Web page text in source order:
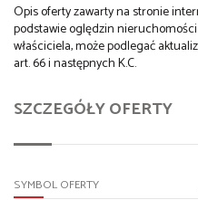
Opis oferty zawarty na stronie
podstawie oględzin
właściciela, może podlegać
art. 66 i następnych K.C.
SZCZEGÓŁY OFERTY
SYMBOL OFERTY